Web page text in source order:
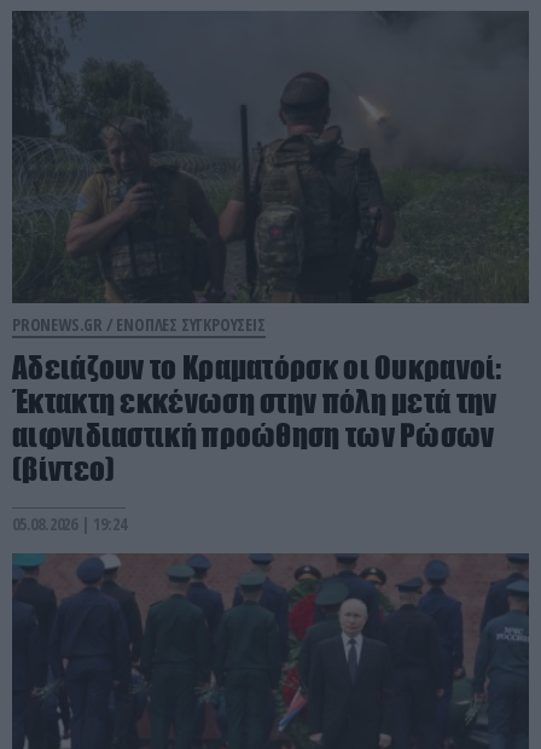
PRONEWS.GR / ΕΝΟΠΛΕΣ ΣΥΓΚΡΟΥΣΕΙΣ
Αδειάζουν το Κραματόρσκ οι Ουκρανοί:
Έκτακτη εκκένωση στην πόλη μετά την
αιφνιδιαστική προώθηση των Ρώσων
(βίντεο)
05.08.2026 | 19:24